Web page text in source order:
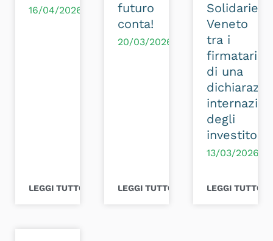
16/04/2026
LEGGI TUTTO >
futuro
conta!
20/03/2026
LEGGI TUTTO >
Solidarietà
Veneto
tra i
firmatari
di una
degli
investitori
13/03/2026
LEGGI TUTTO >